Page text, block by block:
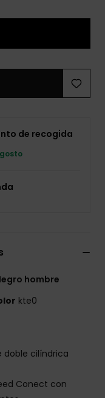
de recogida
hombre
kte0
cilíndrica
​​Conect con